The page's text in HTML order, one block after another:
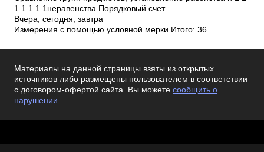
Материалы на данной страницы взяты из открытых
источников либо размещены пользователем в соответствии
с договором-офертой сайта. Вы можете сообщить о
нарушении.